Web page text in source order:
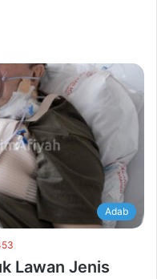
Adab
Lawan Jenis